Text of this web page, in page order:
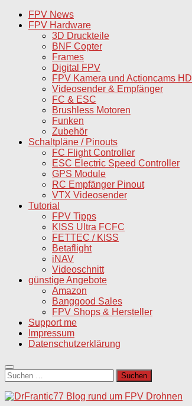
FPV News
FPV Hardware
3D Druckteile
BNF Copter
Frames
Digital FPV
FPV Kamera und Actioncams HD
Videosender & Empfänger
FC & ESC
Brushless Motoren
Funken
Zubehör
Schaltpläne / Pinouts
FC Flight Controller
ESC Electric Speed Controller
GPS Module
RC Empfänger Pinout
VTX Videosender
Tutorial
FPV Tipps
KISS Ultra FCFC
FETTEC / KISS
Betaflight
iNAV
Videoschnitt
günstige Angebote
Amazon
Banggood Sales
FPV Shops & Hersteller
Support me
Impressum
Datenschutzerklärung
Suchen
nach: